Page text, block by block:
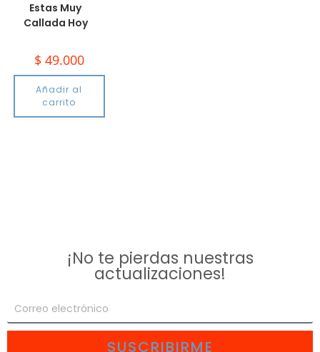
Estas Muy
Callada Hoy
$ 49.000
Añadir al
carrito
¡No te pierdas nuestras
actualizaciones!
SUSCRIBIRME